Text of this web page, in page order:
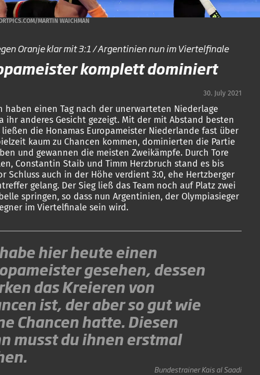
MARTIN WAICHMAN
Oranje klar mit 3:1 / Argentinien nun im Viertelfinale
komplett dominiert
30. July 2021
haben einen Tag nach der unerwarteten Niederlage
ihr anderes Gesicht gezeigt. Mit der mit Abstand besten
die Honamas Europameister Niederlande fast über
kaum zu Chancen kommen, dominierten die Partie
und gewannen die meisten Zweikämpfe. Durch Tore
Constantin Staib und Timm Herzbruch stand es bis
Schluss auch in der Höhe verdient 3:0, ehe Hertzberger
gelang. Der Sieg ließ das Team noch auf Platz zwei
springen, so dass nun Argentinien, der Olympiasieger
im Viertelfinale sein wird.
hier heute einen
gesehen, dessen
das Kreieren von
ist, der aber so gut wie
Chancen hatte. Diesen
musst du ihnen erstmal
Bundestrainer Kais al Saadi